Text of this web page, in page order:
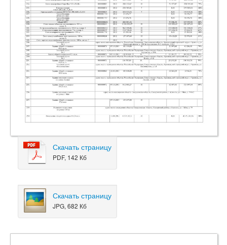
Скачать страницу
PDF, 142 Кб
Скачать страницу
JPG, 682 Кб